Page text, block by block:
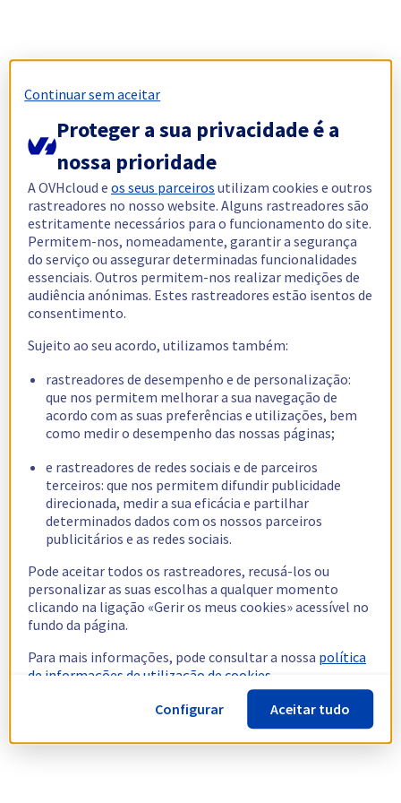
Continuar sem aceitar
Proteger a sua privacidade é a
nossa prioridade
A OVHcloud eos seus parceiros utilizam cookies e outros
rastreadores no nosso website. Alguns rastreadores são
estritamente necessários para o funcionamento do site.
Permitem-nos, nomeadamente, garantir a segurança
do serviço ou assegurar determinadas funcionalidades
essenciais. Outros permitem-nos realizar medições de
audiência anónimas. Estes rastreadores estão isentos de
consentimento.
Sujeito ao seu acordo, utilizamos também:
rastreadores de desempenho e de personalização:
que nos permitem melhorar a sua navegação de
acordo com as suas preferências e utilizações, bem
como medir o desempenho das nossas páginas;
e rastreadores de redes sociais e de parceiros
terceiros: que nos permitem difundir publicidade
direcionada, medir a sua eficácia e partilhar
determinados dados com os nossos parceiros
publicitários e as redes sociais.
Pode aceitar todos os rastreadores, recusá-los ou
personalizar as suas escolhas a qualquer momento
clicando na ligação «Gerir os meus cookies» acessível no
fundo da página.
Para mais informações, pode consultar a nossa política
de informações de utilização de cookies.
Configurar
Aceitar tudo